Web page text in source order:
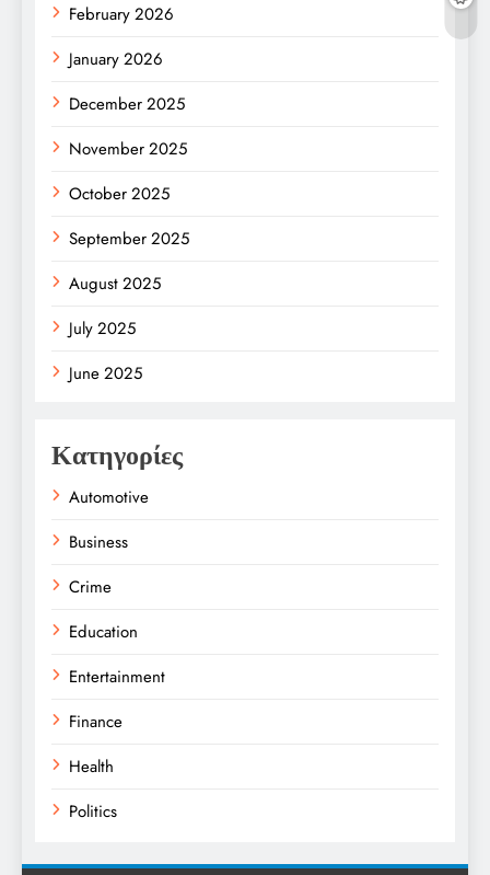
February 2026
January 2026
December 2025
November 2025
October 2025
September 2025
August 2025
July 2025
June 2025
Κατηγορίες
Automotive
Business
Crime
Education
Entertainment
Finance
Health
Politics